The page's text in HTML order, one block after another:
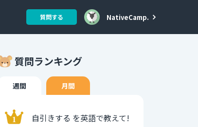
質問する NativeCamp.
質問ランキング
週間 月間
自引きする を英語で教えて!